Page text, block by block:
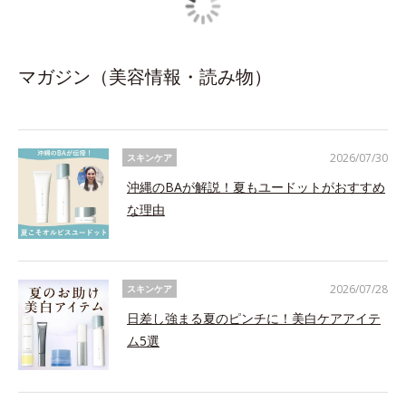
マガジン（美容情報・読み物）
スキンケア
沖縄のBAが解説！夏もユードットがおすすめ
な理由
2026/07/30
スキンケア
日差し強まる夏のピンチに！美白ケアアイテ
ム5選
2026/07/28